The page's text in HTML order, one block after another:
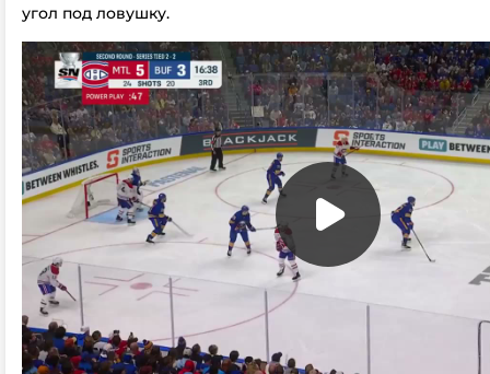
угол под ловушку.